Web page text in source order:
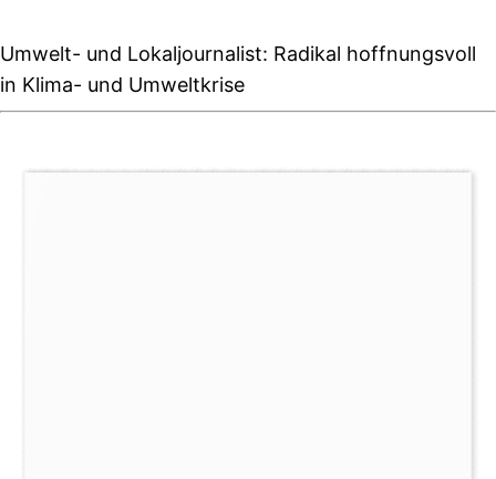
Umwelt- und Lokaljournalist: Radikal hoffnungsvoll
in Klima- und Umweltkrise